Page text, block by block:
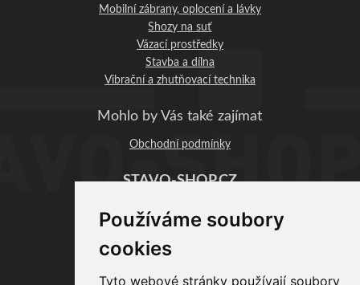
Používáme soubory
cookies
Tyto webové stránky používají soubory
Mobilní zábrany, oplocení a lávky
Shozy na suť
Vázací prostředky
Stavba a dílna
Vibrační a zhutňovací technika
Mohlo by Vás také zajímat
Obchodní podmínky
STAVO-SHOP.CZ
Václavská 1083
IČO: 06890393